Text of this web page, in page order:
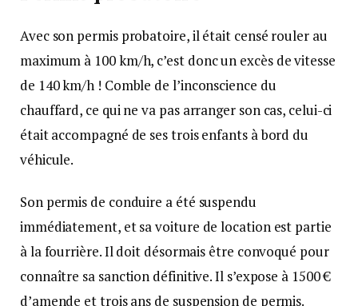
Avec son permis probatoire, il était censé rouler au
maximum à 100 km/h, c’est donc un excès de vitesse
de 140 km/h ! Comble de l’inconscience du
chauffard, ce qui ne va pas arranger son cas, celui-ci
était accompagné de ses trois enfants à bord du
véhicule.
Son permis de conduire a été suspendu
immédiatement, et sa voiture de location est partie
à la fourrière. Il doit désormais être convoqué pour
connaître sa sanction définitive. Il s’expose à 1500 €
d’amende et trois ans de suspension de permis.